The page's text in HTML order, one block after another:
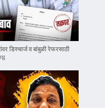
डिस्चार्ज व बांबुळी रेफरसाठी